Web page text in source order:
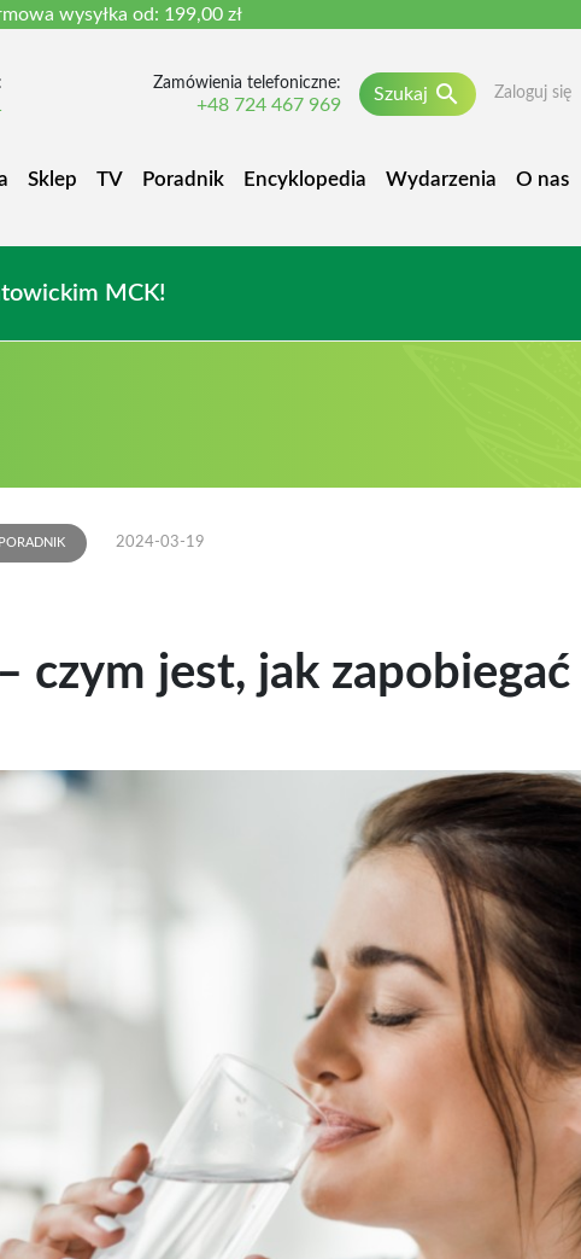
wysyłka od: 199,00 zł
Zamówienia telefoniczne:
+48 724 467 969
Szukaj  Zaloguj się
Sklep TV Poradnik Encyklopedia Wydarzenia O nas
MCK!
PORADNIK 2024-03-19
czym jest, jak zapobiegać